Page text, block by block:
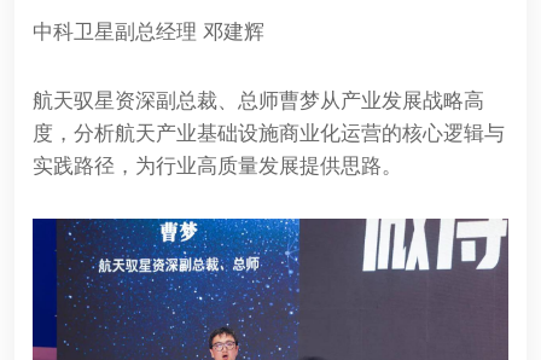
中科卫星副总经理 邓建辉
航天驭星资深副总裁、总师曹梦从产业发展战略高
度，分析航天产业基础设施商业化运营的核心逻辑与
实践路径，为行业高质量发展提供思路。